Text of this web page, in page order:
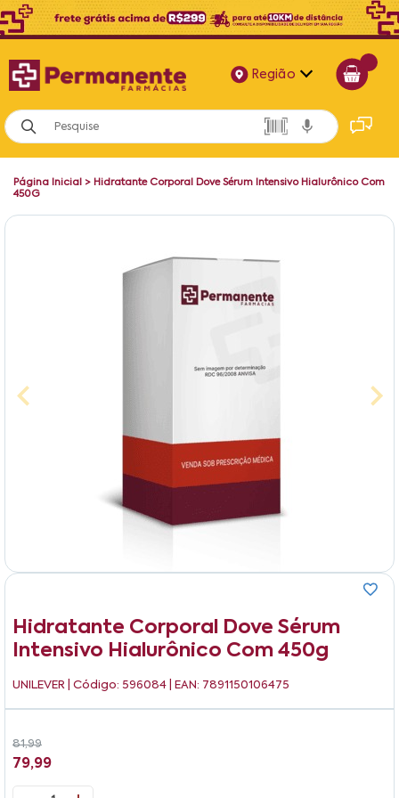
Região
Alagoas
Bahia
Página Inicial > Hidratante Corporal Dove Sérum Intensivo Hialurônico Com
450G
Hidratante Corporal Dove Sérum
Intensivo Hialurônico Com 450g
UNILEVER | Código: 596084 | EAN: 7891150106475
81,99
79,99